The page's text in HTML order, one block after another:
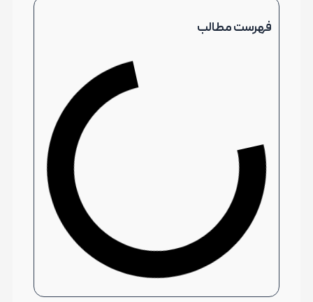
فهرست مطالب